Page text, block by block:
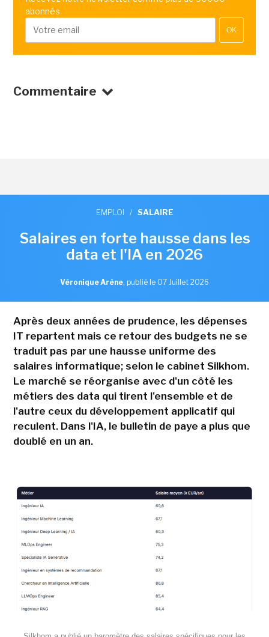
abonnés
OK
Commentaire
EMPLOI / SALAIRE
Salaires en forte hausse dans les
data et l'IA en 2026
Véronique Arène, publié le 07 Juillet 2026
Après deux années de prudence, les dépenses
IT repartent mais ce retour des budgets ne se
traduit pas par une hausse uniforme des
salaires informatique; selon le cabinet Silkhom.
Le marché se réorganise avec d'un côté les
métiers des data qui tirent l'ensemble et de
l'autre ceux du développement applicatif qui
reculent. Dans l'IA, le bulletin de paye a plus que
doublé en un an.